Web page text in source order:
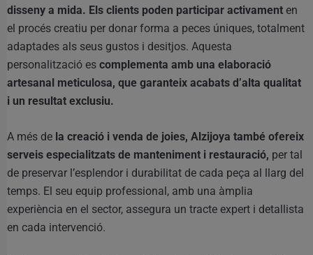
disseny a mida. Els clients poden participar activament en
el procés creatiu per donar forma a peces úniques, totalment
adaptades als seus gustos i desitjos. Aquesta
personalització es complementa amb una elaboració
artesanal meticulosa, que garanteix acabats d’alta qualitat
i un resultat exclusiu.
A més de la creació i venda de joies, Alzijoya també ofereix
serveis especialitzats de manteniment i restauració, per tal
de preservar l’esplendor i durabilitat de cada peça al llarg del
temps. El seu equip professional, amb una àmplia
experiència en el sector, assegura un tracte expert i detallista
en cada intervenció.